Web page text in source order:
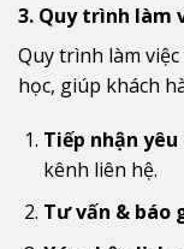
3. Quy trình làm
Quy trình làm
học, giúp khách
Tiếp nhận yêu
kênh liên hệ.
Tư vấn & báo